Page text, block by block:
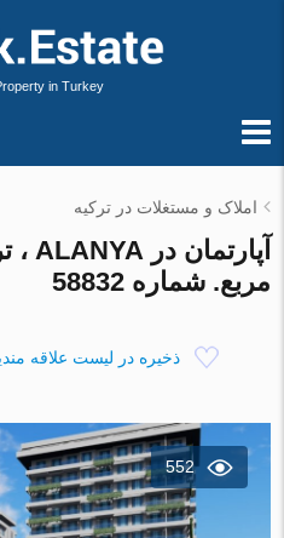
in Turkey
املاک و مستغلات در ترکیه
مربع. شماره 58832
ذخیره در لیست علاقه
552